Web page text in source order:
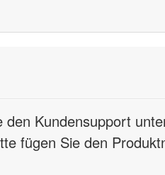
den Kundensupport
fügen Sie den